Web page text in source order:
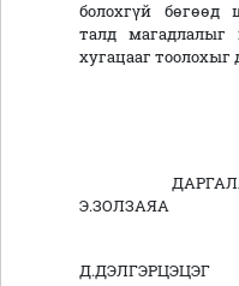
болохгүй бөгөөд
талд магадлалыг
хугацааг тоолохыг